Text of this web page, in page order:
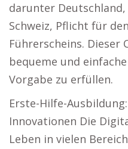
darunter
Schweiz, Pflicht für
Führerscheins. Dieser
bequeme und
Vorgabe zu erfüllen.
Erste-Hilfe-
Innovationen Die
Leben in vielen